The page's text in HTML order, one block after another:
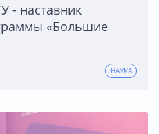
- наставник
«Большие
НАУКА